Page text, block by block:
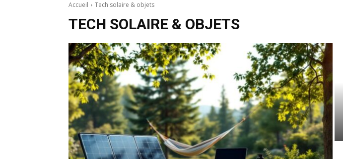
Accueil Tech solaire & objets
TECH SOLAIRE & OBJETS